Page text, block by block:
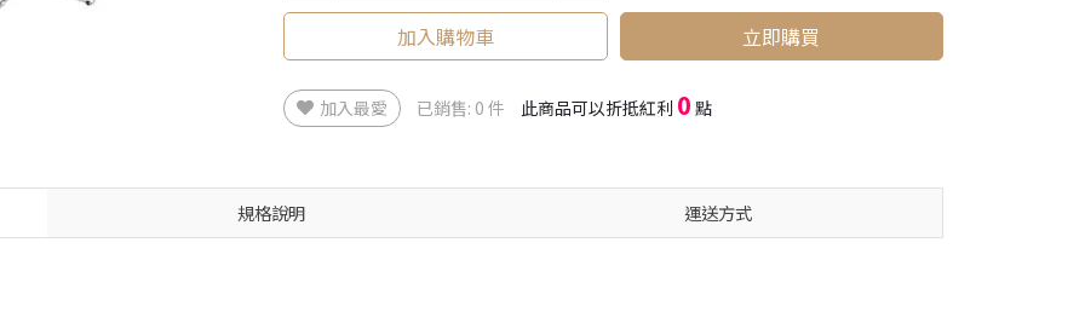
加入購物車 立即購買
加入最愛 已銷售: 0 件 此商品可以折抵紅利 0 點
規格說明 運送方式